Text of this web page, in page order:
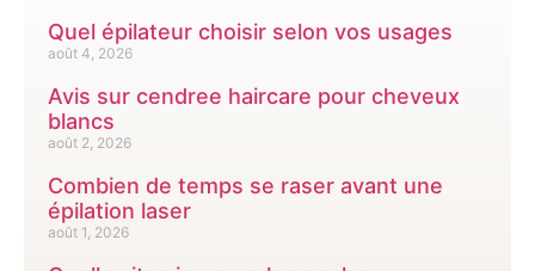
Quel épilateur choisir selon vos usages
août 4, 2026
Avis sur cendree haircare pour cheveux
blancs
août 2, 2026
Combien de temps se raser avant une
épilation laser
août 1, 2026